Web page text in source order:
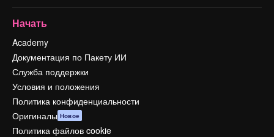
Начать
Academy
Документация по Пакету ИИ
Служба поддержки
Условия и положения
Политика конфиденциальности
Оригиналы Новое
Политика файлов cookie